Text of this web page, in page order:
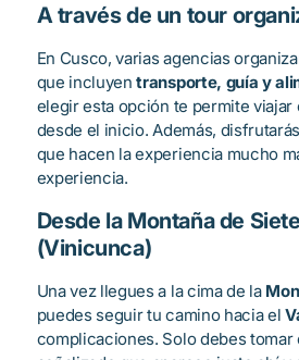
A través de un tour
En Cusco, varias agencias
que incluyentransporte, guía y
elegir esta opción te permite viajar
desde el inicio. Además,
que hacen la experiencia mucho
experiencia.
Desde la Montaña de
(Vinicunca)
Una vez llegues a la cima de la
puedes seguir tu camino hacia el
complicaciones. Solo debes tomar